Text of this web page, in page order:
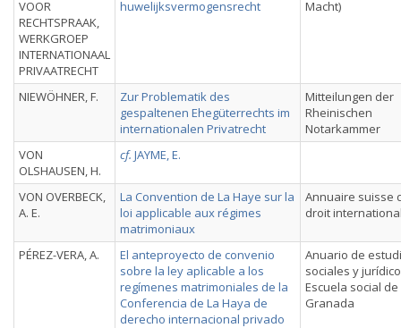
VOOR
RECHTSPRAAK,
WERKGROEP
INTERNATIONAAL
PRIVAATRECHT
huwelijksvermogensrecht
Macht)
NIEWÖHNER, F.
Zur Problematik des
gespaltenen Ehegüterrechts im
internationalen Privatrecht
Mitteilungen der
Rheinischen
Notarkammer
VON
OLSHAUSEN, H.
cf. JAYME, E.
VON OVERBECK,
A. E.
La Convention de La Haye sur la
loi applicable aux régimes
matrimoniaux
Annuaire suisse
droit
PÉREZ-VERA, A.
El anteproyecto de convenio
sobre la ley aplicable a los
regímenes matrimoniales de la
Conferencia de La Haya de
derecho internacional privado
Anuario de
sociales y
Escuela social de
Granada